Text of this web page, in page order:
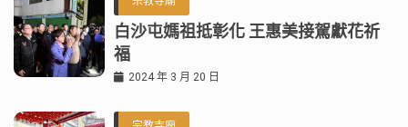
白沙屯媽祖抵彰化 王惠美接駕獻花祈
福
2024 年 3 月 20 日